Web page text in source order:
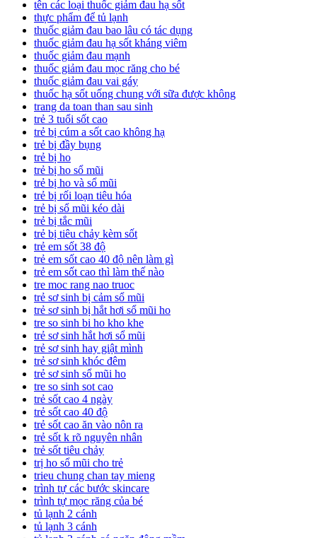
tên các loại thuốc giảm đau hạ sốt
thực phẩm để tủ lạnh
thuốc giảm đau bao lâu có tác dụng
thuốc giảm đau hạ sốt kháng viêm
thuốc giảm đau mạnh
thuốc giảm đau mọc răng cho bé
thuốc giảm đau vai gáy
thuốc hạ sốt uống chung với sữa được không
trang da toan than sau sinh
trẻ 3 tuổi sốt cao
trẻ bị cúm a sốt cao không hạ
trẻ bị đầy bụng
trẻ bị ho
trẻ bị ho sổ mũi
trẻ bị ho và sổ mũi
trẻ bị rối loạn tiêu hóa
trẻ bị sổ mũi kéo dài
trẻ bị tắc mũi
trẻ bị tiêu chảy kèm sốt
trẻ em sốt 38 độ
trẻ em sốt cao 40 độ nên làm gì
trẻ em sốt cao thì làm thế nào
tre moc rang nao truoc
trẻ sơ sinh bị cảm sổ mũi
trẻ sơ sinh bị hắt hơi sổ mũi ho
tre so sinh bi ho kho khe
trẻ sơ sinh hắt hơi sổ mũi
trẻ sơ sinh hay giật mình
trẻ sơ sinh khóc đêm
trẻ sơ sinh sổ mũi ho
tre so sinh sot cao
trẻ sốt cao 4 ngày
trẻ sốt cao 40 độ
trẻ sốt cao ăn vào nôn ra
trẻ sốt k rõ nguyên nhân
trẻ sốt tiêu chảy
trị ho sổ mũi cho trẻ
trieu chung chan tay mieng
trình tự các bước skincare
trình tự mọc răng của bé
tủ lạnh 2 cánh
tủ lạnh 3 cánh